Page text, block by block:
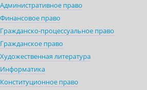
Административное право
Финансовое право
Гражданско-процессуальное право
Гражданское право
Художественная литература
Информатика
Конституционное право